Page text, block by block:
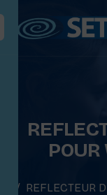
REFLECTEUR